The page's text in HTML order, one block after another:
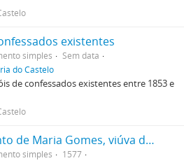
existentes
simples
Sem data
do Castelo
de confessados existentes entre 1853 e
Traslado do testamento de Maria Gomes, viúva de Gomes Ferreira, moradora em Torres Vedras, que se trasladou para o cartório de Nossa Senhora do Castelo
simples
1577